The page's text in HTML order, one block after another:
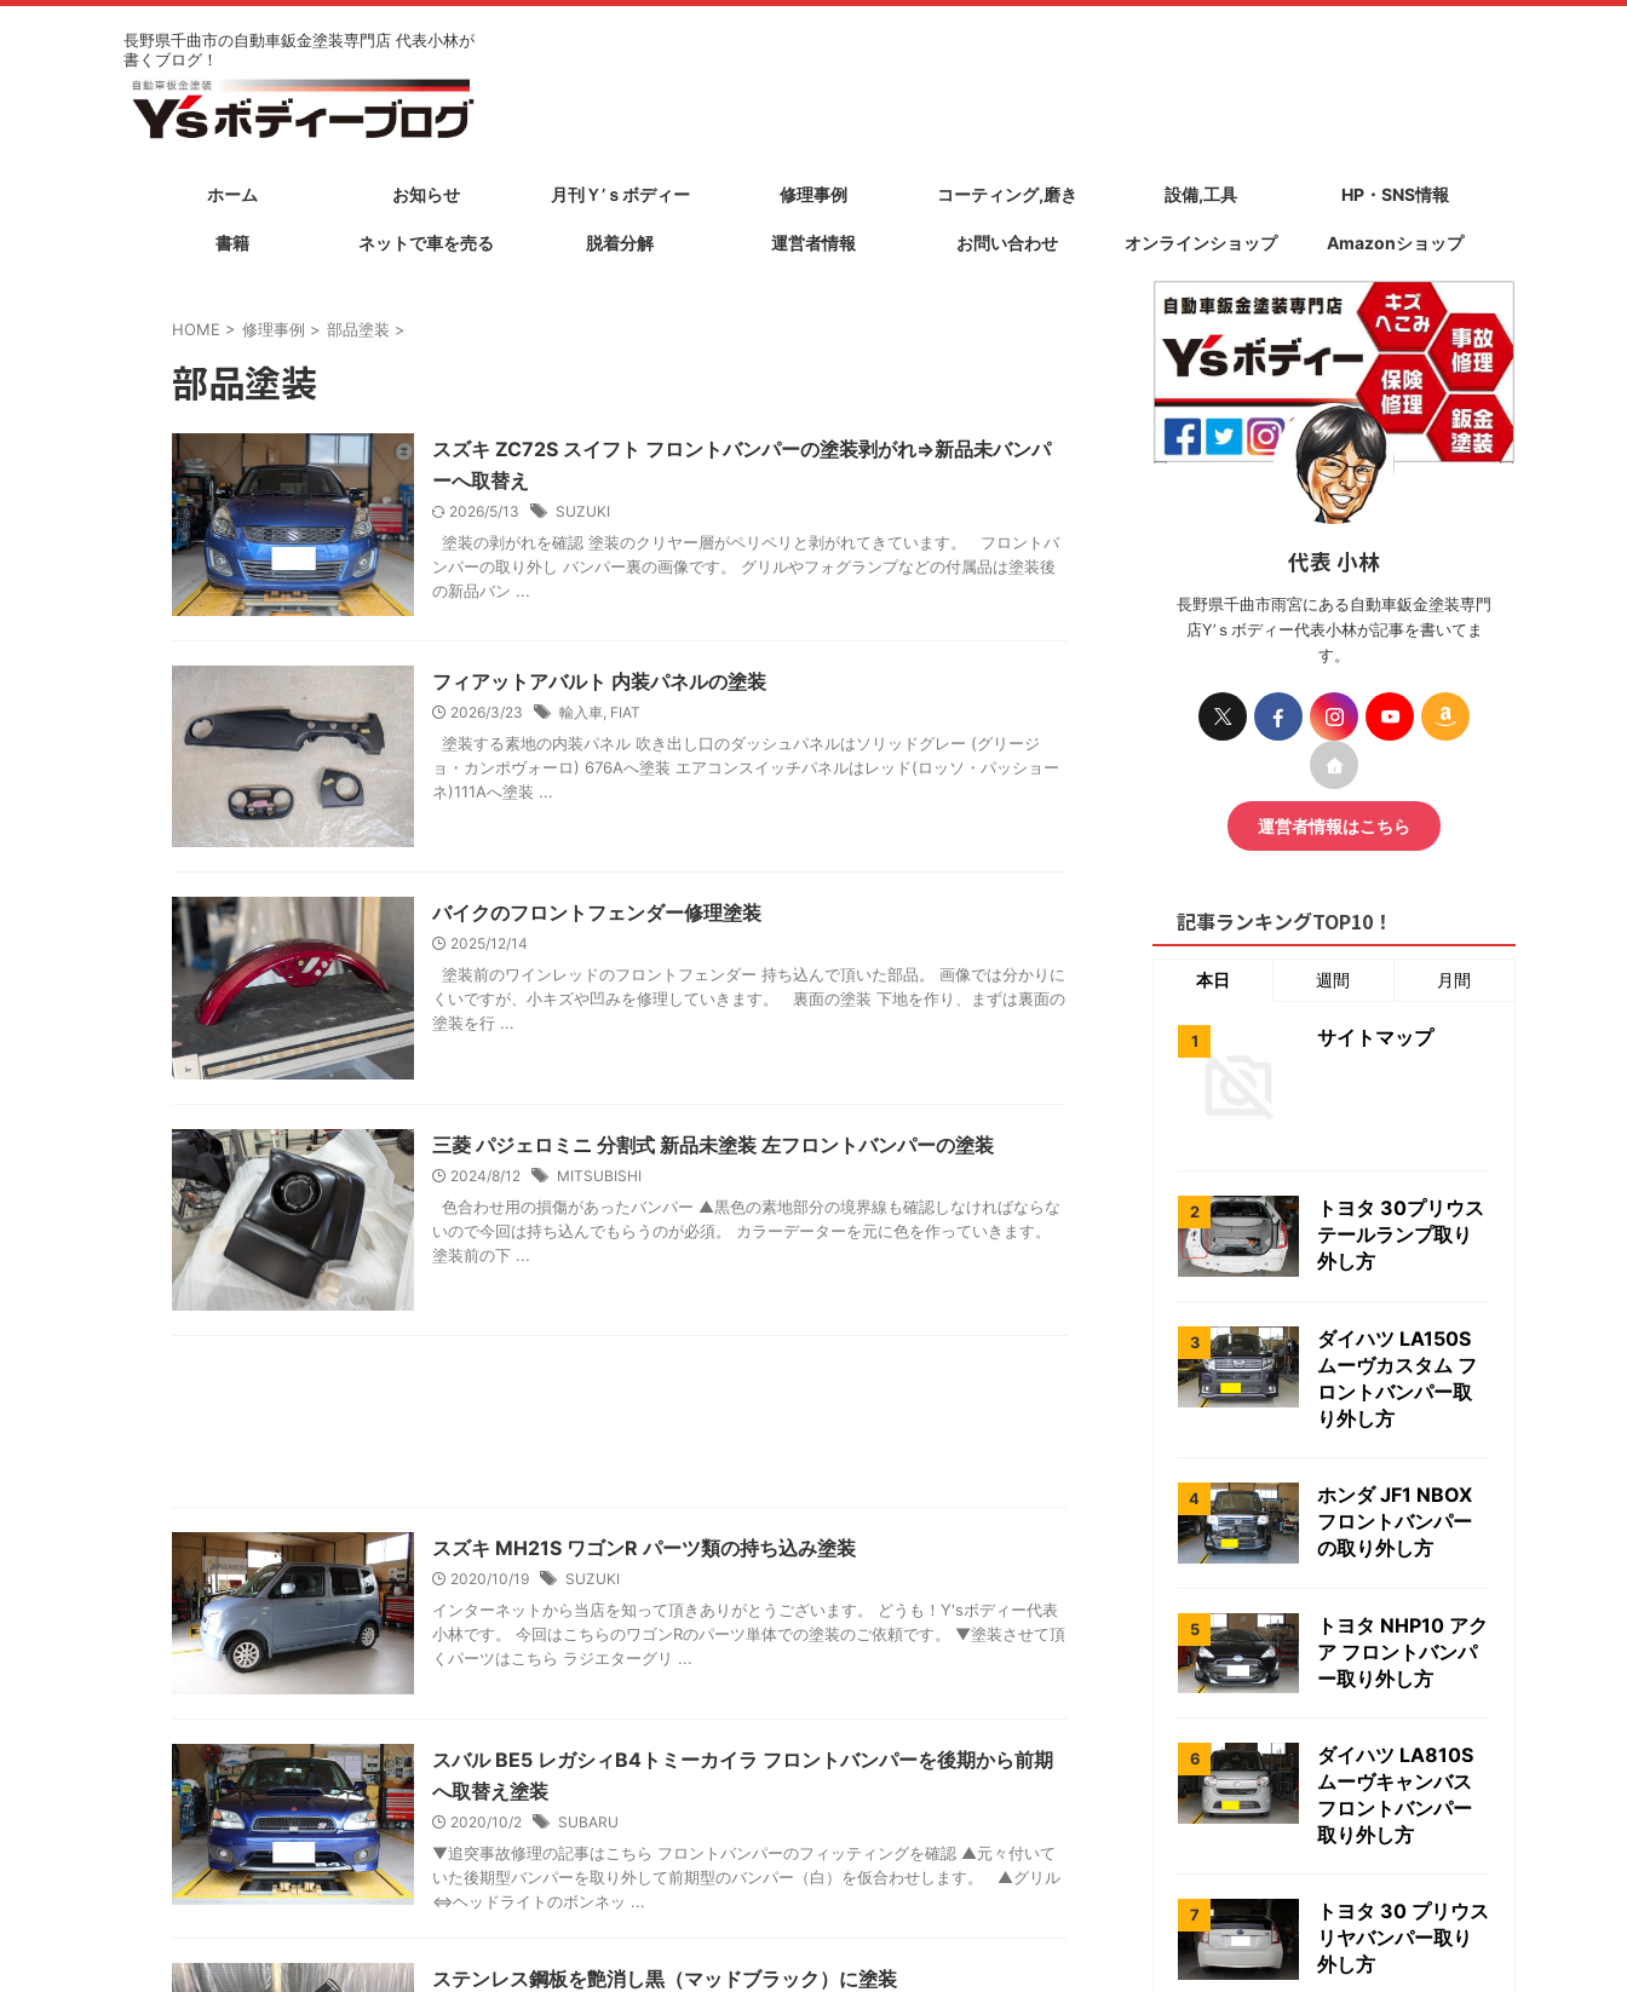
長野県千曲市の自動車鈑金塗装専門店 代表小林が
書くブログ！
ホーム お知らせ 月刊Ｙ’ｓボディー 修理事例 コーティング,磨き 設備,工具 HP・SNS情報
書籍 ネットで車を売る 脱着分解 運営者情報 お問い合わせ オンラインショップ Amazonショップ
HOME > 修理事例 > 部品塗装 >
部品塗装
スズキ ZC72S スイフト フロントバンパーの塗装剥がれ⇒新品未バンパ
ーへ取替え
2026/5/13 SUZUKI
塗装の剥がれを確認 塗装のクリヤー層がペリペリと剥がれてきています。 フロントバ
ンパーの取り外し バンパー裏の画像です。 グリルやフォグランプなどの付属品は塗装後
の新品バン ...
フィアットアバルト 内装パネルの塗装
2026/3/23 輸入車 FIAT
塗装する素地の内装パネル 吹き出し口のダッシュパネルはソリッドグレー (グリージ
ョ・カンポヴォーロ) 676Aへ塗装 エアコンスイッチパネルはレッド(ロッソ・パッショー
ネ)111Aへ塗装 ...
バイクのフロントフェンダー修理塗装
2025/12/14
塗装前のワインレッドのフロントフェンダー 持ち込んで頂いた部品。 画像では分かりに
くいですが、小キズや凹みを修理していきます。 裏面の塗装 下地を作り、まずは裏面の
塗装を行 ...
三菱 パジェロミニ 分割式 新品未塗装 左フロントバンパーの塗装
2024/8/12 MITSUBISHI
色合わせ用の損傷があったバンパー ▲黒色の素地部分の境界線も確認しなければならな
いので今回は持ち込んでもらうのが必須。 カラーデーターを元に色を作っていきます。
塗装前の下 ...
スズキ MH21S ワゴンR パーツ類の持ち込み塗装
2020/10/19 SUZUKI
インターネットから当店を知って頂きありがとうございます。 どうも！Y'sボディー代表
小林です。 今回はこちらのワゴンRのパーツ単体での塗装のご依頼です。 ▼塗装させて頂
くパーツはこちら ラジエターグリ ...
スバル BE5 レガシィB4トミーカイラ フロントバンパーを後期から前期
へ取替え塗装
2020/10/2 SUBARU
▼追突事故修理の記事はこちら フロントバンパーのフィッティングを確認 ▲元々付いて
いた後期型バンパーを取り外して前期型のバンパー（白）を仮合わせします。 ▲グリル
⇔ヘッドライトのボンネッ ...
ステンレス鋼板を艶消し黒（マッドブラック）に塗装
代表 小林
長野県千曲市雨宮にある自動車鈑金塗装専門
店Y’ｓボディー代表小林が記事を書いてま
す。
運営者情報はこちら
記事ランキングTOP10！
本日 週間 月間
サイトマップ
トヨタ 30プリウス
テールランプ取り
外し方
ダイハツ LA150S
ムーヴカスタム フ
ロントバンパー取
り外し方
ホンダ JF1 NBOX
フロントバンパー
の取り外し方
トヨタ NHP10 アク
ア フロントバンパ
ー取り外し方
ダイハツ LA810S
ムーヴキャンバス
フロントバンパー
取り外し方
トヨタ 30 プリウス
リヤバンパー取り
外し方